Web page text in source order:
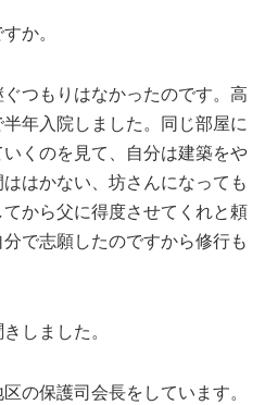
か。
つもりはなかったのです。高
年入院しました。同じ部屋に
くのを見て、自分は建築をや
はかない、坊さんになっても
から父に得度させてくれと頼
で志願したのですから修行も
しました。
の保護司会長をしています。